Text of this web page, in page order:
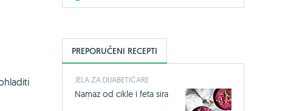
PREPORUČENI RECEPTI
JELA ZA DIJABETIČARE
Namaz od cikle i feta sira